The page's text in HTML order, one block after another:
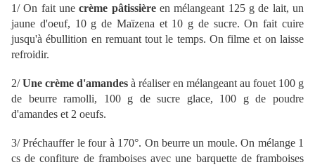
1/ On fait unecrème pâtissièreen mélangeant 125 g de lait, un
jaune d'oeuf, 10 g de Maïzena et 10 g de sucre. On fait cuire
jusqu'à ébullition en remuant tout le temps. On filme et on laisse
refroidir.
2/Une crème d'amandes à réaliser en mélangeant au fouet 100 g
de beurre ramolli, 100 g de sucre glace, 100 g de poudre
d'amandes et 2 oeufs.
3/ Préchauffer le four à 170°. On beurre un moule. On mélange 1
cs de confiture de framboises avec une barquette de framboises